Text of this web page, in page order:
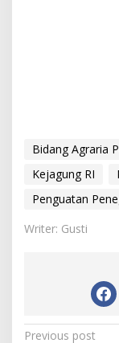
Bidang Agraria
Kejagung RI
Penguatan
Writer: Gusti
Previous post